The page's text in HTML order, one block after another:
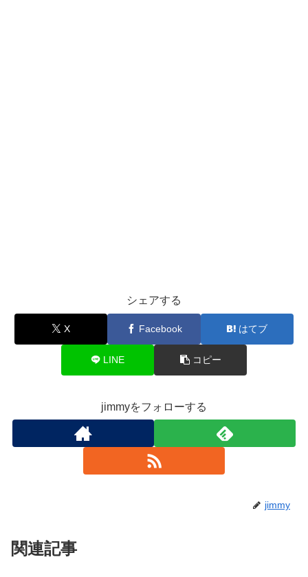
シェアする
X Facebook はてブ
LINE コピー
jimmyをフォローする
jimmy
関連記事